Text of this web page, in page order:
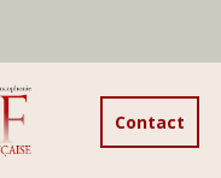
Contact